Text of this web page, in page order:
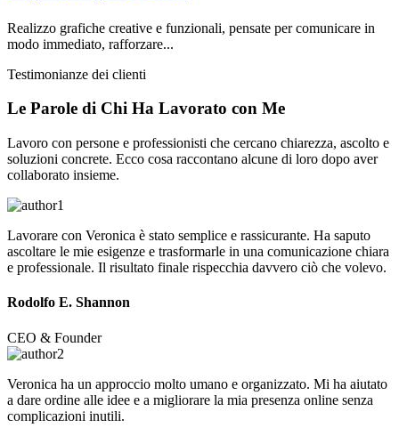
Realizzo grafiche creative e funzionali, pensate per comunicare in
modo immediato, rafforzare...
Testimonianze dei clienti
Le Parole di Chi Ha Lavorato con Me
Lavoro con persone e professionisti che cercano chiarezza, ascolto e
soluzioni concrete. Ecco cosa raccontano alcune di loro dopo aver
collaborato insieme.
Lavorare con Veronica è stato semplice e rassicurante. Ha saputo
ascoltare le mie esigenze e trasformarle in una comunicazione chiara
e professionale. Il risultato finale rispecchia davvero ciò che volevo.
Rodolfo E. Shannon
CEO & Founder
Veronica ha un approccio molto umano e organizzato. Mi ha aiutato
a dare ordine alle idee e a migliorare la mia presenza online senza
complicazioni inutili.